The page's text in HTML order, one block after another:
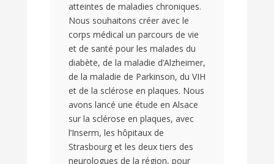
atteintes de maladies chroniques.
Nous souhaitons créer avec le
corps médical un parcours de vie
et de santé pour les malades du
diabète, de la maladie d’Alzheimer,
de la maladie de Parkinson, du VIH
et de la sclérose en plaques. Nous
avons lancé une étude en Alsace
sur la sclérose en plaques, avec
l’Inserm, les hôpitaux de
Strasbourg et les deux tiers des
neurologues de la région, pour